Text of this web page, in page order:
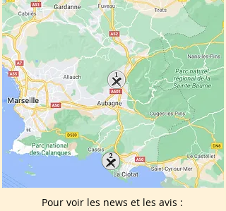
Pour voir les news et les avis :